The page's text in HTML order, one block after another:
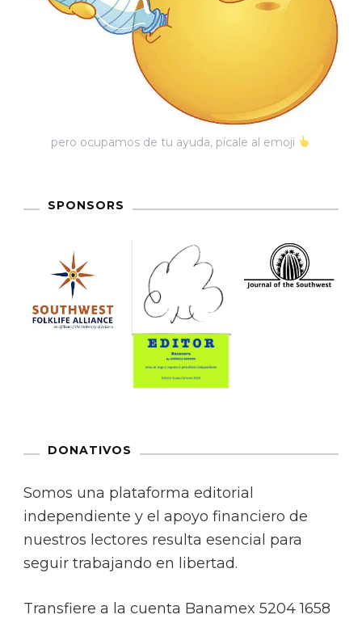
pero ocupamos de tu ayuda, pícale al emoji
SPONSORS
DONATIVOS
Somos una plataforma editorial
independiente y el apoyo financiero de
nuestros lectores resulta esencial para
seguir trabajando en libertad.
Transfiere a la cuenta Banamex 5204 1658